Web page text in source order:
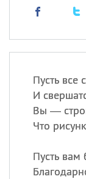
Пусть все
И
Вы —
Что
Пусть вам